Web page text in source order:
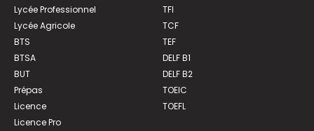
Lycée Professionnel
Lycée Agricole
BTS
BTSA
BUT
Prépas
Licence
Licence Pro
TFI
TCF
TEF
DELF B1
DELF B2
TOEIC
TOEFL